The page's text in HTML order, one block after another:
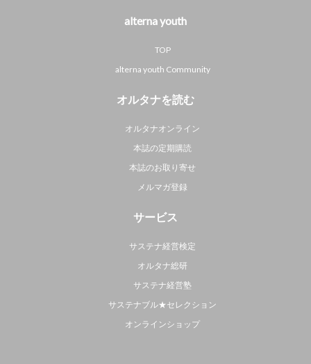
alterna youth
TOP
alterna youth Community
オルタナを読む
オルタナオンライン
本誌の定期購読
本誌のお取り寄せ
メルマガ登録
サービス
サステナ経営検定
オルタナ総研
サステナ経営塾
サステナブル★セレクション
オンラインショップ